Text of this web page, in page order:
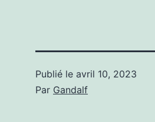
Publié le avril 10, 2023
Par Gandalf